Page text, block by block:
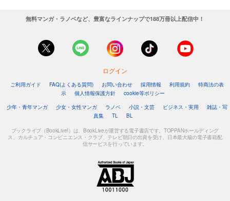
無料マンガ・ラノベなど、豊富なラインナップで188万冊以上配信中！
ログイン
ご利用ガイド FAQ(よくある質問) お問い合わせ 採用情報 利用規約
特商法の表
示
個人情報保護方針
cookie等ポリシー
少年・青年マンガ
少女・女性マンガ ラノベ 小説・文芸 ビジネス・実用
雑誌・写
真集
TL BL
ブックライブ（BookLive!）は、BookLiveが運営する電子書店です。TOPPANホールディング
ス、カルチュア・コンビニエンス・クラブ、テレビ朝日の出資を受け、日本最大級の電子書籍配
信サービスを行っています。